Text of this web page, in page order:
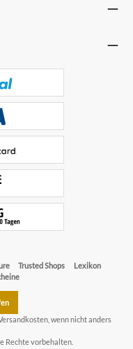
Trusted Shops
Lexikon
, wenn nicht anders
Rechte vorbehalten.